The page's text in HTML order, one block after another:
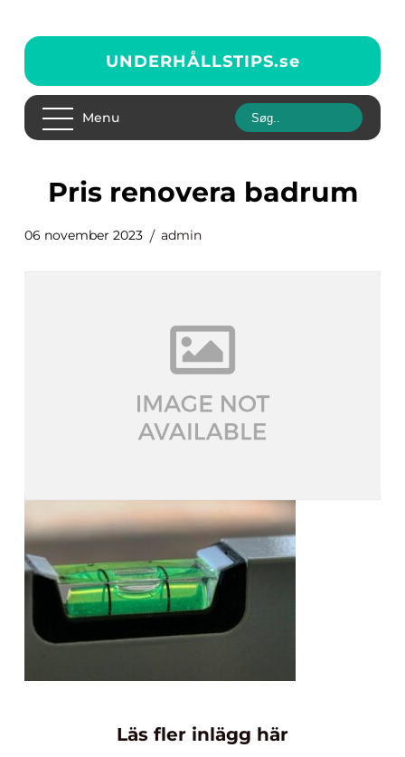
UNDERHÅLLSTIPS.se
Menu
pris renovera badrum
06 november 2023 admin
Läs fler inlägg här